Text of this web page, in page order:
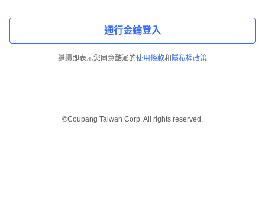
通行金鑰登入
繼續即表示您同意酷澎的使用條款和 隱私權政策
©Coupang Taiwan Corp. All rights reserved.